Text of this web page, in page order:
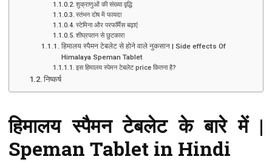
शुक्राणुओं की संख्या वृद्धि
स्तंभन दोष में फायदा
स्टेमिना और परफॉर्मेंस बढ़ाएं
शीघ्रपतन से छुटकारा
हिमालय स्पैमन टेबलेट से होने वाले नुकसान | Side effects Of
Himalaya Speman Tablet
इस हिमालय स्पेमन टेबलेट price कितना है?
निष्कर्ष
हिमालय स्पैमन टेबलेट के बारे में |
Speman Tablet in Hindi